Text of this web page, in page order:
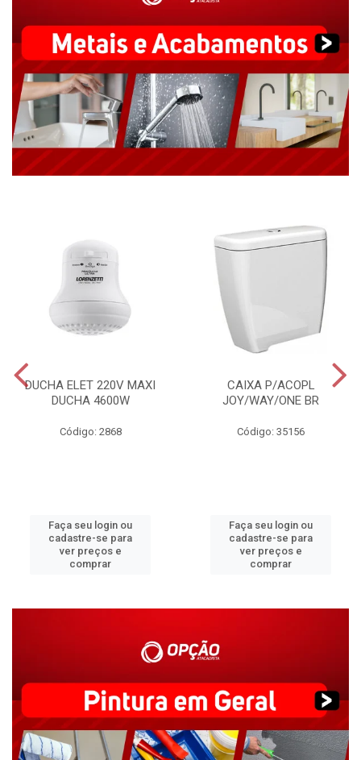
DUCHA ELET 220V MAXI
DUCHA 4600W
Código: 2868
Faça seu login ou
cadastre-se para
ver preços e
comprar
CAIXA P/ACOPL
JOY/WAY/ONE BR
Código: 35156
Faça seu login ou
cadastre-se para
ver preços e
comprar